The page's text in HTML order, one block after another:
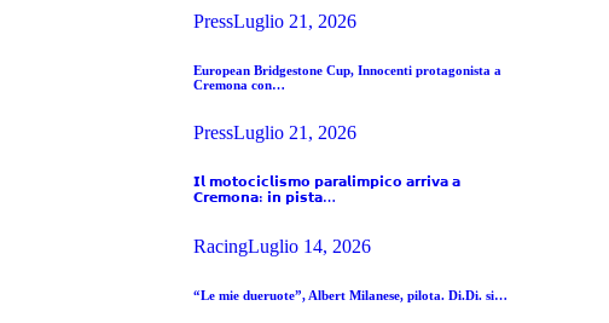
PressLuglio 21, 2026
European Bridgestone Cup, Innocenti protagonista a
Cremona con…
PressLuglio 21, 2026
𝗜𝗹 𝗺𝗼𝘁𝗼𝗰𝗶𝗰𝗹𝗶𝘀𝗺𝗼 𝗽𝗮𝗿𝗮𝗹𝗶𝗺𝗽𝗶𝗰𝗼 𝗮𝗿𝗿𝗶𝘃𝗮 𝗮
𝗖𝗿𝗲𝗺𝗼𝗻𝗮: 𝗶𝗻 𝗽𝗶𝘀𝘁𝗮…
RacingLuglio 14, 2026
“Le mie dueruote”, Albert Milanese, pilota. Di.Di. si…